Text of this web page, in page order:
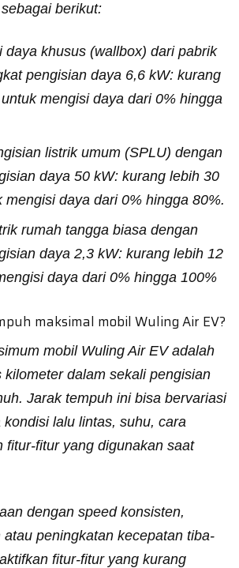
berikut:
daya khusus (wallbox) dari pabrik
pengisian daya 6,6 kW: kurang
mengisi daya dari 0% hingga
listrik umum (SPLU) dengan
daya 50 kW: kurang lebih 30
mengisi daya dari 0% hingga 80%.
rumah tangga biasa dengan
daya 2,3 kW: kurang lebih 12
daya dari 0% hingga 100%
maksimal mobil Wuling Air EV?
mobil Wuling Air EV adalah
kilometer dalam sekali pengisian
Jarak tempuh ini bisa bervariasi
lalu lintas, suhu, cara
fitur-fitur yang digunakan saat
dengan speed konsisten,
peningkatan kecepatan tiba-
fitur-fitur yang kurang